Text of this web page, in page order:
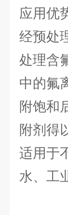
应用优
经预处
处理含
中的氟
附饱和
附剂得
适用于
水、工